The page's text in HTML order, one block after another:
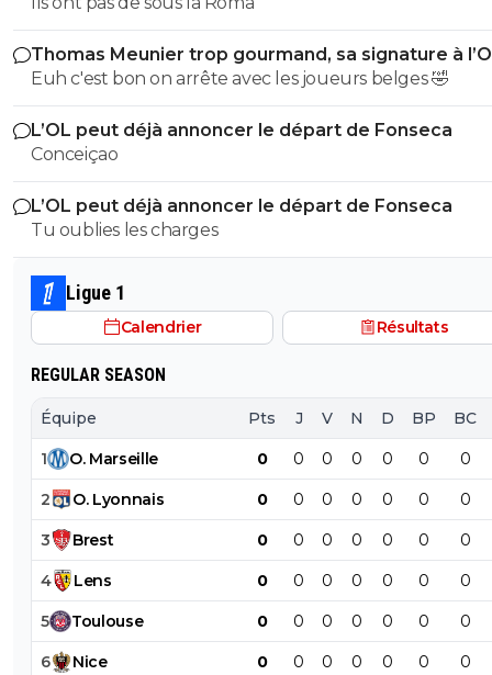
Thomas Meunier trop gourmand, sa signature à
annulée
Euh c'est bon on arrête avec les joueurs belges 🤣
L’OL peut déjà annoncer le départ de Fonseca
Conceiçao
L’OL peut déjà annoncer le départ de Fonseca
Tu oublies les charges
Ligue 1
Calendrier Résultats
REGULAR SEASON
Équipe Pts J V N D BP BC
1 O. Marseille 0 0 0 0 0 0 0
2 O. Lyonnais 0 0 0 0 0 0 0
3 Brest 0 0 0 0 0 0 0
4 Lens 0 0 0 0 0 0 0
5 Toulouse 0 0 0 0 0 0 0
6 Nice 0 0 0 0 0 0 0